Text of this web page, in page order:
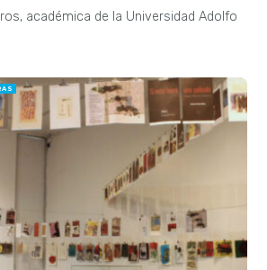
académica de la Universidad Adolfo